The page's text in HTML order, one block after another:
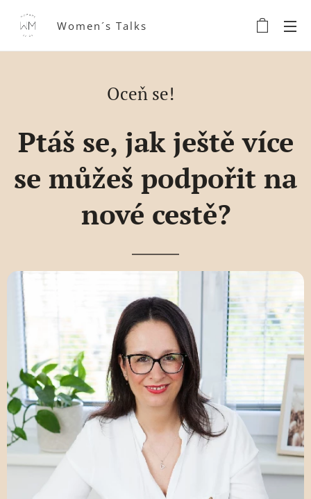
Women´s Talks
Oceň se! ♥
Ptáš se, jak ještě více
se můžeš podpořit na
nové cestě?